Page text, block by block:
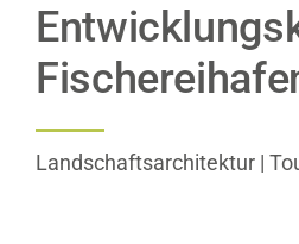
Landschaftsarchitektur |